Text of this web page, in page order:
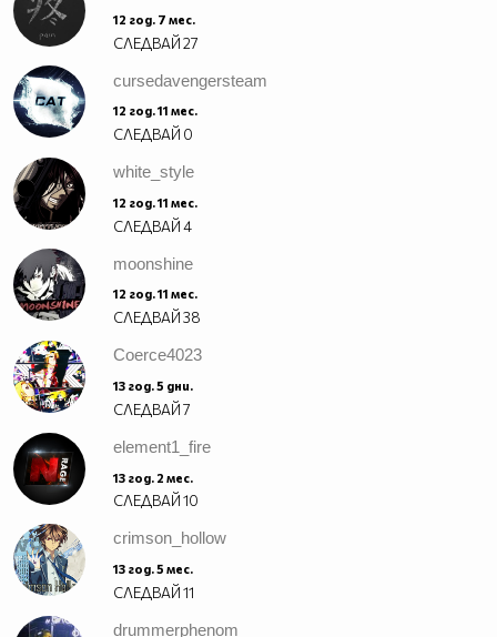
12 год. 7 мес.
СЛЕДВАЙ27
cursedavengersteam
12 год. 11 мес.
СЛЕДВАЙ 0
white_style
12 год. 11 мес.
СЛЕДВАЙ4
moonshine
12 год. 11 мес.
СЛЕДВАЙ38
Coerce4023
13 год. 5 дни.
СЛЕДВАЙ7
element1_fire
13 год. 2 мес.
СЛЕДВАЙ10
crimson_hollow
13 год. 5 мес.
СЛЕДВАЙ11
drummerphenom